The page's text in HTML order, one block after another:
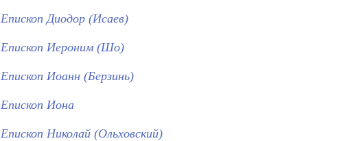
Епископ Диодор (Исаев)
Епископ Иероним (Шо)
Епископ Иоанн (Берзинь)
Епископ Иона
Епископ Николай (Ольховский)